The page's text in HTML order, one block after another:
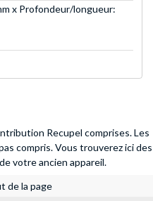
x Profondeur/longueur:
Recupel comprises. Les
compris. Vous trouverez ici des
votre ancien appareil.
de la page